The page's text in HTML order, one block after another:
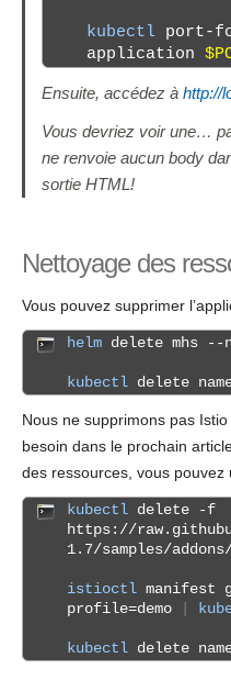
kubectl port-
application
Ensuite, accédez àhttp://
Vous devriez voir une…
ne renvoie aucun body
sortie HTML!
Nettoyage des
Vous pouvez supprimer
helm delete mhs --
kubectl delete
Nous ne supprimons pas
besoin dans le prochain
des ressources, vous pouvez
kubectl delete -f
https://
1.7/samples/
istioctl manifest
profile=demo
kubectl delete